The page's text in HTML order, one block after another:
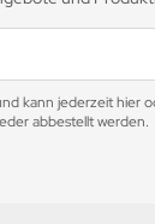
kann jederzeit hier
abbestellt werden.